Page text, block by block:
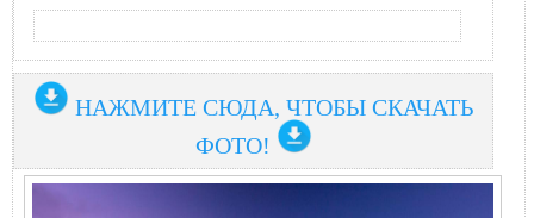
НАЖМИТЕ СЮДА, ЧТОБЫ СКАЧАТЬ
ФОТО!